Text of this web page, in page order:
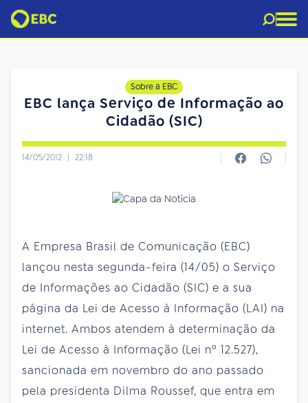
Sobre a EBC
EBC lança Serviço de Informação ao
Cidadão (SIC)
14/05/2012 | 22:18
A Empresa Brasil de Comunicação (EBC)
lançou nesta segunda-feira (14/05) o Serviço
de Informações ao Cidadão (SIC) e a sua
página da Lei de Acesso à Informação (LAI) na
internet. Ambos atendem à determinação da
Lei de Acesso à Informação (Lei nº 12.527),
sancionada em novembro do ano passado
pela presidenta Dilma Roussef, que entra em